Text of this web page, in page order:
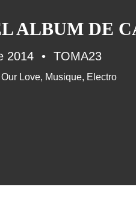
ALBUM DE
2014 TOMA23
Our Love, Musique, Electro